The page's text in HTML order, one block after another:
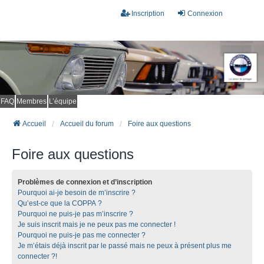
Connexion
Inscription
FAQ Membres L’équipe
Accueil Accueil du forum Foire aux questions
Foire aux questions
Problèmes de connexion et d’inscription
Pourquoi ai-je besoin de m’inscrire ?
Qu’est-ce que la COPPA ?
Pourquoi ne puis-je pas m’inscrire ?
Je suis inscrit mais je ne peux pas me connecter !
Pourquoi ne puis-je pas me connecter ?
Je m’étais déjà inscrit par le passé mais ne peux à présent plus me
connecter ?!